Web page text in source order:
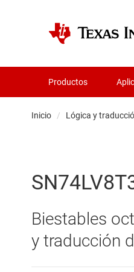
Productos
Inicio / Lógica y
Biestables
y traducción